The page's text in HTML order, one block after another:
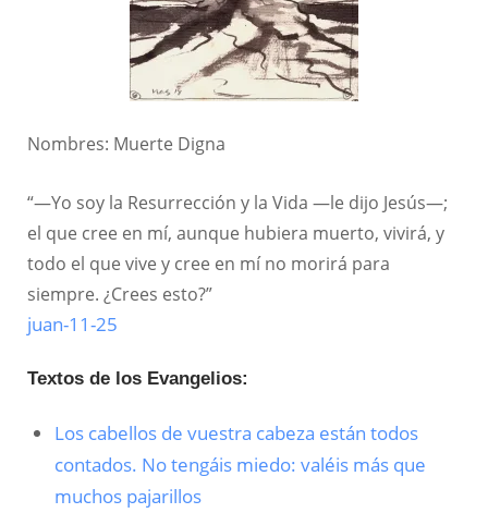
Nombres: Muerte Digna
“—Yo soy la Resurrección y la Vida —le dijo Jesús—;
el que cree en mí, aunque hubiera muerto, vivirá, y
todo el que vive y cree en mí no morirá para
siempre. ¿Crees esto?”
juan-11-25
Textos de los Evangelios:
Los cabellos de vuestra cabeza están todos
contados. No tengáis miedo: valéis más que
muchos pajarillos